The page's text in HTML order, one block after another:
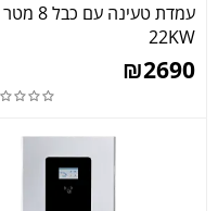
עמדת טעינה עם כבל 8 מטר
22KW
₪2690